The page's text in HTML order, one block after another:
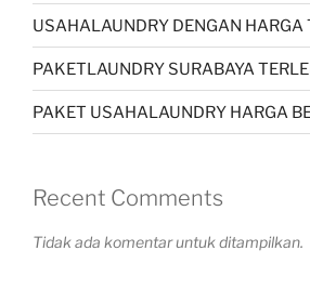
USAHALAUNDRY DENGAN HARGA
PAKETLAUNDRY SURABAYA
PAKET USAHALAUNDRY HARGA
Recent Comments
Tidak ada komentar untuk ditampilkan.